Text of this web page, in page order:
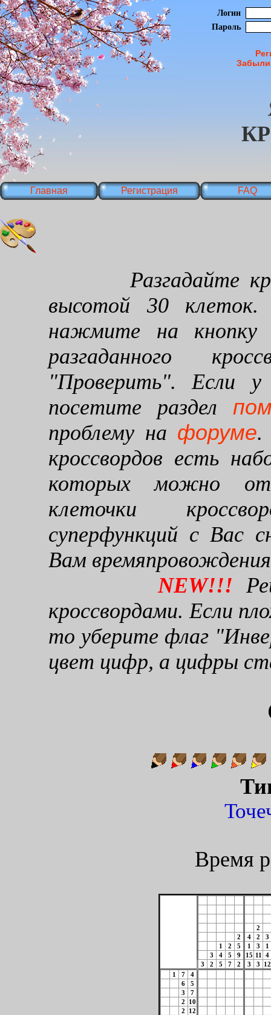
Логин
Пароль
Главная Регистрация FAQ
Разгадайте
высотой 30 клеток.
нажмите на кнопку
разгаданного
"Проверить". Если
посетите раздел
проблему на форуме.
кроссвордов есть
которых можно
клеточки
суперфункций с Вас
Вам
NEW!!!
кроссвордами. Если
то уберите флаг
цвет цифр, а цифры
Время
2
2
4 2
3
1
2 5 1 3
1
3
4 5 9 15 11
4
3
2 5 7 2 3 3
12
1
7
4
6
5
3
7
2
10
2
12